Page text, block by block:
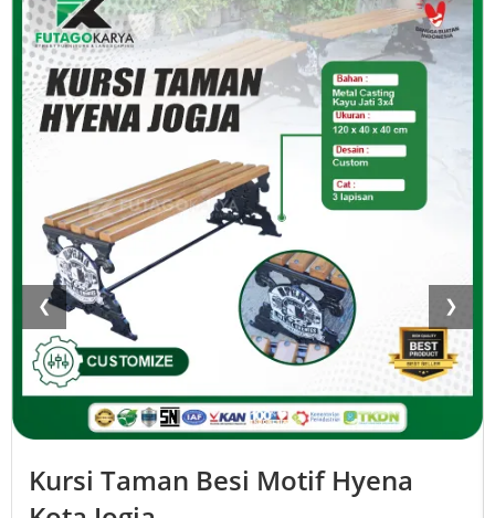
❮ ❯
Kursi Taman Besi Motif Hyena